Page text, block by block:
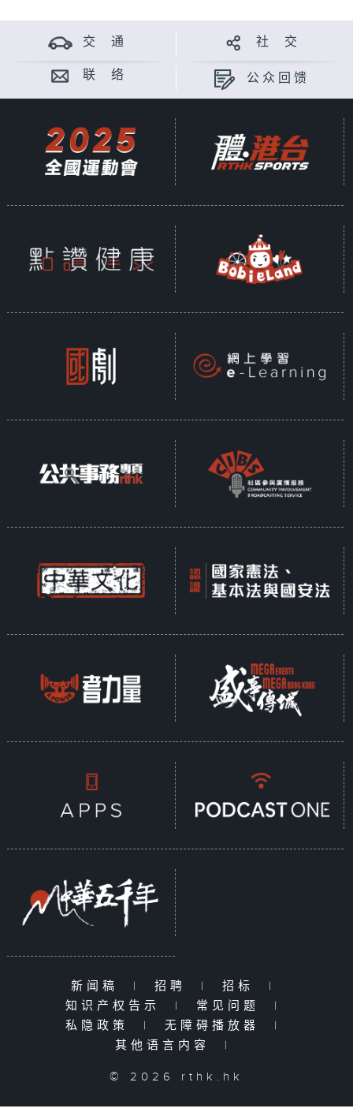
交 通 社 交
联 络 公众回馈
新闻稿 | 招聘 | 招标
|
知识产权告示
| 常见问题
|
私隐政策
| 无障碍播放器
|
其他语言内容
|
© 2026 rthk.hk